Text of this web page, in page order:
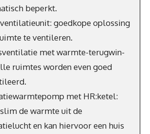
beperkt.
ventilatieunit: goedkope oplossing
te ventileren.
met warmte-terugwin-
ruimtes worden even goed
met HR:ketel:
de warmte uit de
en kan hiervoor een huis